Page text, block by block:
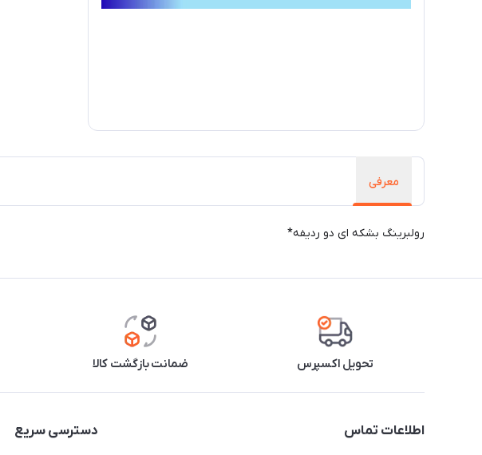
معرفی
رولبرینگ بشکه ای دو ردیفه*
تحویل اکسپرس ضمانت بازگشت کالا
اطلاعات تماس دسترسی سریع